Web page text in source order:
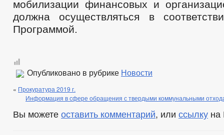
мобилизации финансовых и
должна осуществляться в
Программой.
Опубликовано в рубрике Новости
« Прокуратура 2019 г.
Информация в сфере обращения с твердыми коммунальными
Вы можете оставить комментарий, или ссылку на